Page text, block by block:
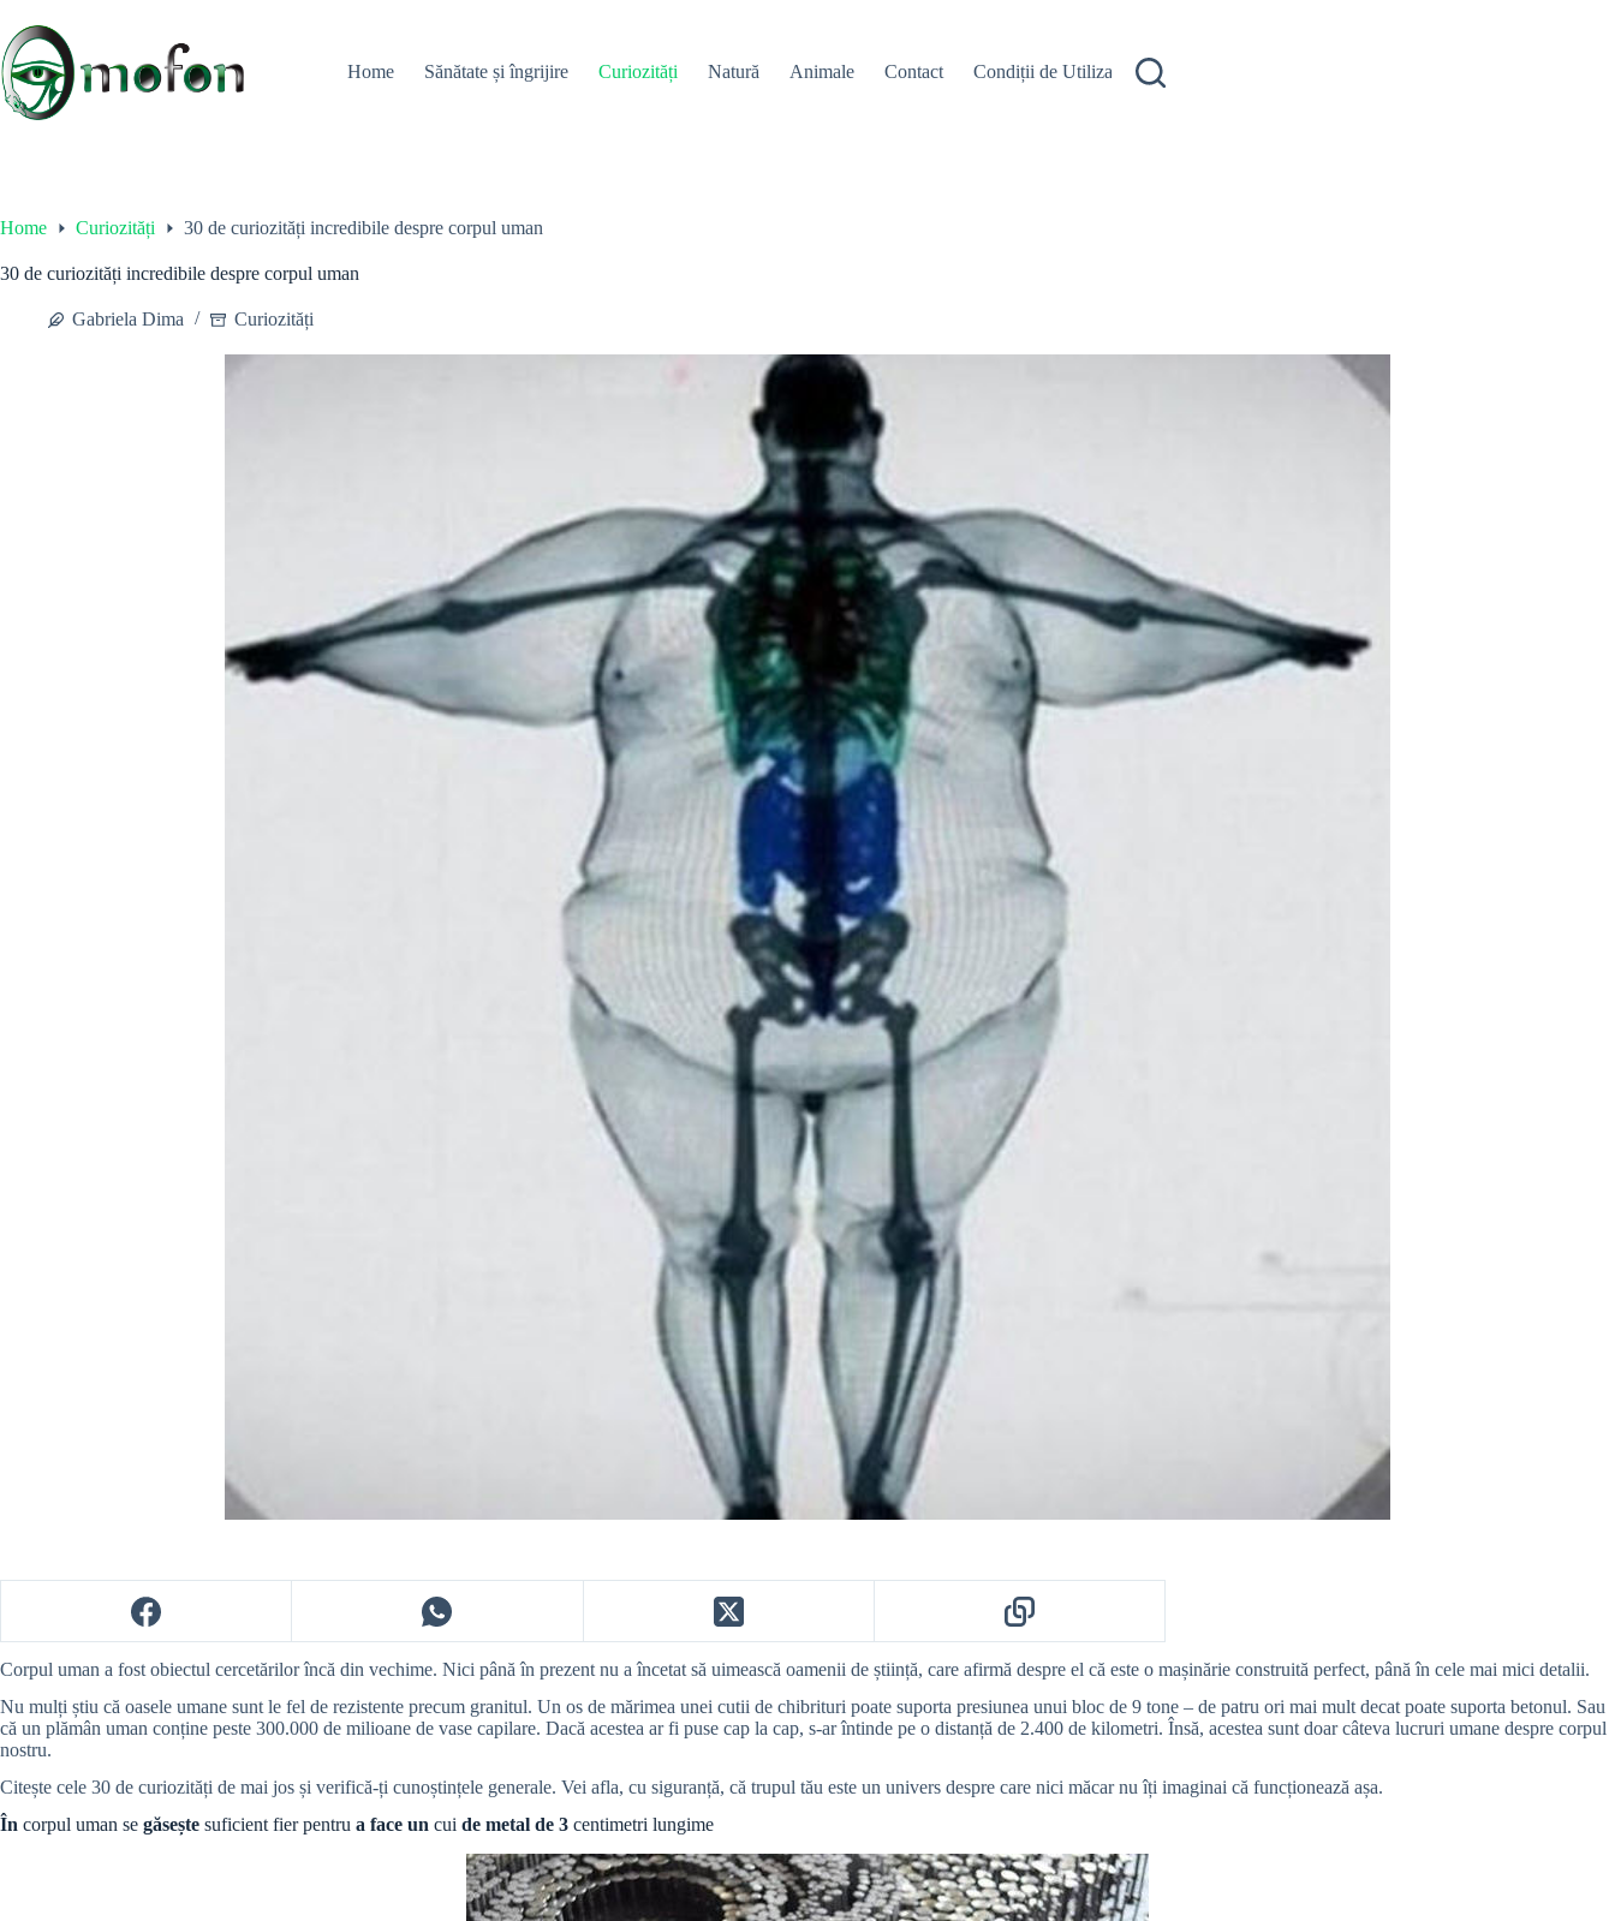
content
Home
Sănătate și îngrijire Curiozități Natură Animale Contact Condiții de Utilizare
Home Curiozități 30 de curiozități incredibile despre corpul uman
30 de curiozități incredibile despre corpul uman
Gabriela Dima Curiozități
Corpul uman a fost obiectul cercetărilor încă din vechime. Nici până în prezent nu a încetat să uimească oamenii de știință, care afirmă despre el că este o mașinărie construită perfect, până în cele mai mici detalii.
Nu mulți știu că oasele umane sunt le fel de rezistente precum granitul. Un os de mărimea unei cutii de chibrituri poate suporta presiunea unui bloc de 9 tone – de patru ori mai mult decat poate suporta betonul. Sau
că un plămân uman conține peste 300.000 de milioane de vase capilare. Dacă acestea ar fi puse cap la cap, s-ar întinde pe o distanță de 2.400 de kilometri. Însă, acestea sunt doar câteva lucruri umane despre corpul
nostru.
Citește cele 30 de curiozități de mai jos și verifică-ți cunoștințele generale. Vei afla, cu siguranță, că trupul tău este un univers despre care nici măcar nu îți imaginai că funcționează așa.
În corpul uman se găsește suficient fier pentru a face un cui de metal de 3 centimetri lungime